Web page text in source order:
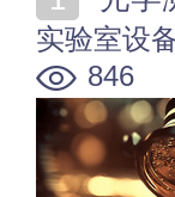
实验室设
846